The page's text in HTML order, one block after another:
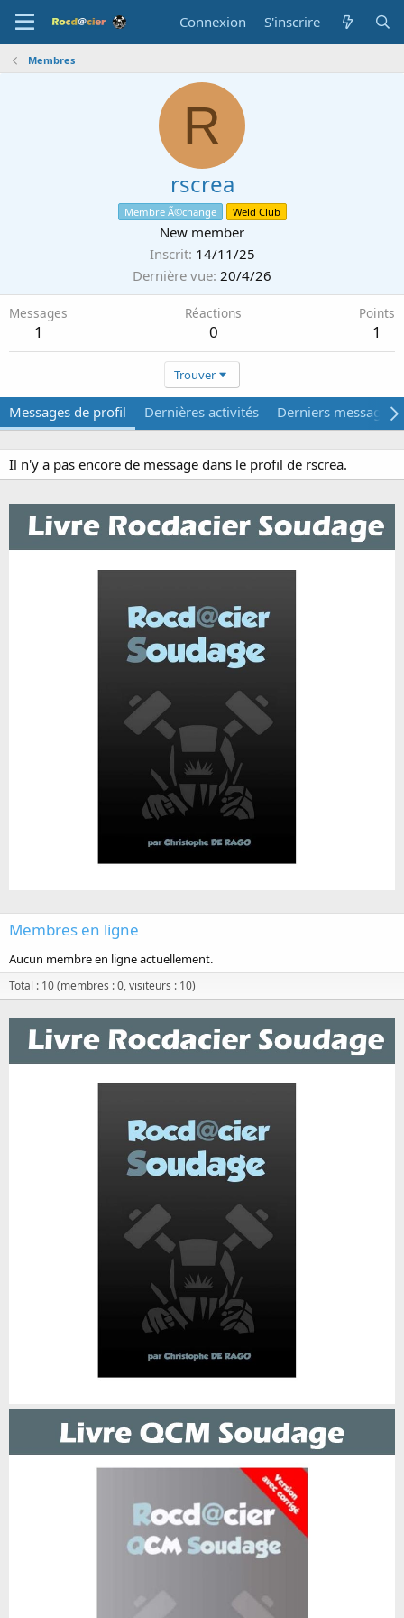
Connexion S'inscrire
Membres
R
rscrea
Membre Ã©change Weld Club
New member
Inscrit 14/11/25
Dernière vue 20/4/26
Messages
1
Réactions
0
Points
1
Trouver
Messages de profil Dernières activités Derniers messages
Il n'y a pas encore de message dans le profil de rscrea.
Membres en ligne
Aucun membre en ligne actuellement.
Total : 10 (membres : 0, visiteurs : 10)